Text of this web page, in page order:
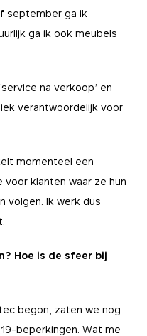
september ga ik
ga ik ook meubels
na verkoop’ en
verantwoordelijk voor
momenteel een
voor klanten waar ze hun
volgen. Ik werk dus
Hoe is de sfeer bij
begon, zaten we nog
beperkingen. Wat me